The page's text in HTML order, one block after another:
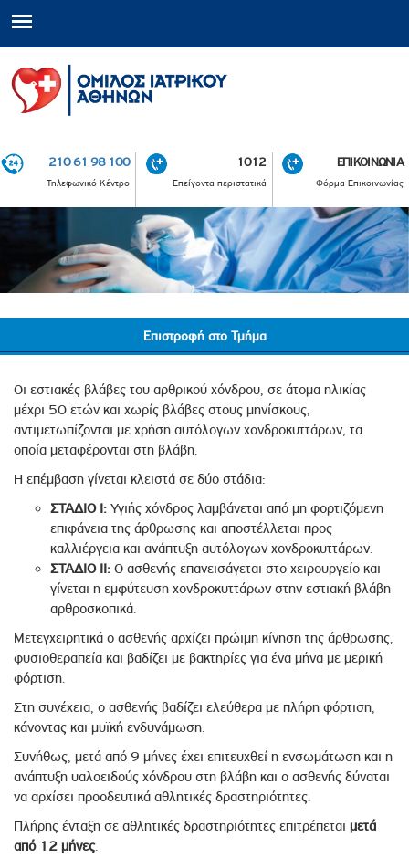
210 61 98 100
Τηλεφωνικό Κέντρο
1012
Επείγοντα περιστατικά
ΕΠΙΚΟΙΝΩΝΙΑ
Φόρμα Επικοινωνίας
Επιστροφή στο Τμήμα
Οι εστιακές βλάβες του αρθρικού χόνδρου, σε άτομα ηλικίας
μέχρι 50 ετών και χωρίς βλάβες στους μηνίσκους,
αντιμετωπίζονται με χρήση αυτόλογων χονδροκυττάρων, τα
οποία μεταφέρονται στη βλάβη.
Η επέμβαση γίνεται κλειστά σε δύο στάδια:
ΣΤΑΔΙΟ I: Υγιής χόνδρος λαμβάνεται από μη φορτιζόμενη
επιφάνεια της άρθρωσης και αποστέλλεται προς
καλλιέργεια και ανάπτυξη αυτόλογων χονδροκυττάρων.
ΣΤΑΔΙΟ II: Ο ασθενής επανεισάγεται στο χειρουργείο και
γίνεται η εμφύτευση χονδροκυττάρων στην εστιακή βλάβη
αρθροσκοπικά.
Μετεγχειρητικά ο ασθενής αρχίζει πρώιμη κίνηση της άρθρωσης,
φυσιοθεραπεία και βαδίζει με βακτηρίες για ένα μήνα με μερική
φόρτιση.
Στη συνέχεια, ο ασθενής βαδίζει ελεύθερα με πλήρη φόρτιση,
κάνοντας και μυϊκή ενδυνάμωση.
Συνήθως, μετά από 9 μήνες έχει επιτευχθεί η ενσωμάτωση και η
ανάπτυξη υαλοειδούς χόνδρου στη βλάβη και ο ασθενής δύναται
να αρχίσει προοδευτικά αθλητικές δραστηριότητες.
Πλήρης ένταξη σε αθλητικές δραστηριότητες επιτρέπεται μετά
από 12 μήνες.